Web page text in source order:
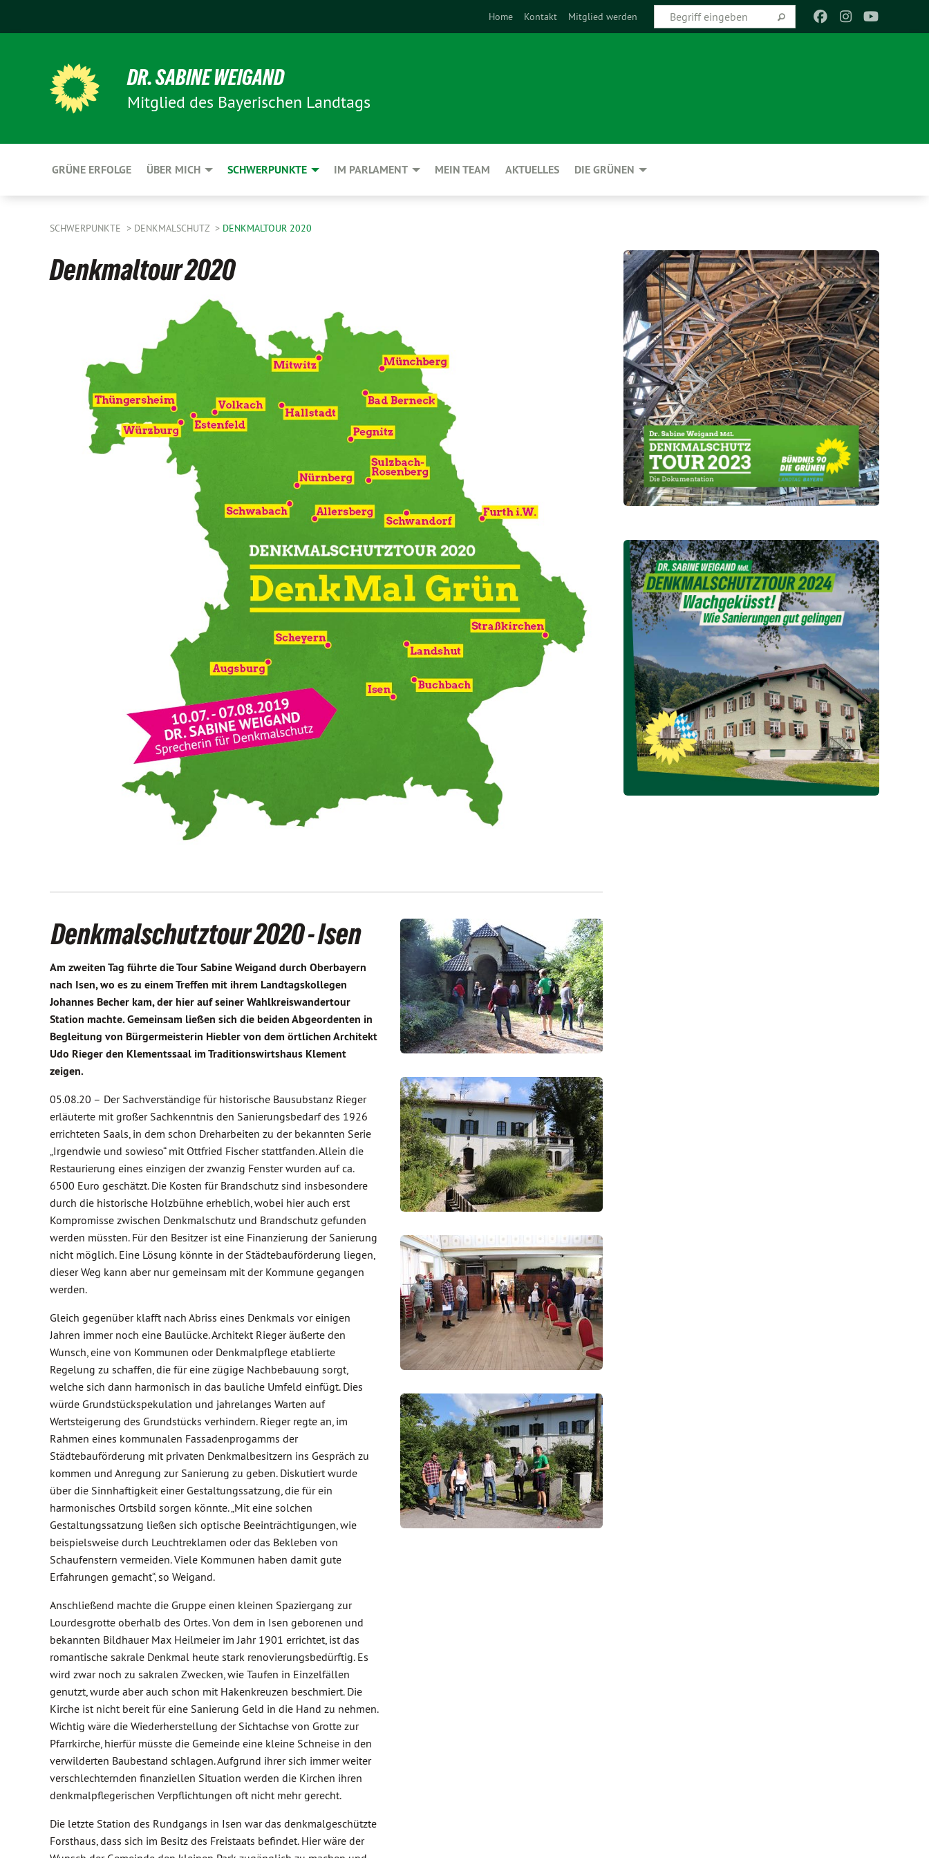
Home Kontakt Mitglied werden
DR. SABINE WEIGAND
Mitglied des Bayerischen Landtags
GRÜNE ERFOLGE ÜBER MICH SCHWERPUNKTE IM PARLAMENT MEIN TEAM AKTUELLES DIE GRÜNEN
SCHWERPUNKTE DENKMALSCHUTZ DENKMALTOUR 2020
Denkmaltour 2020
Denkmalschutztour 2020 - Isen
Am zweiten Tag führte die Tour Sabine Weigand durch Oberbayern
nach Isen, wo es zu einem Treffen mit ihrem Landtagskollegen
Johannes Becher kam, der hier auf seiner Wahlkreiswandertour
Station machte. Gemeinsam ließen sich die beiden Abgeordenten in
Begleitung von Bürgermeisterin Hiebler von dem örtlichen Architekt
Udo Rieger den Klementssaal im Traditionswirtshaus Klement
zeigen.
05.08.20 – Der Sachverständige für historische Bausubstanz Rieger
erläuterte mit großer Sachkenntnis den Sanierungsbedarf des 1926
errichteten Saals, in dem schon Dreharbeiten zu der bekannten Serie
„Irgendwie und sowieso“ mit Ottfried Fischer stattfanden. Allein die
Restaurierung eines einzigen der zwanzig Fenster wurden auf ca.
6500 Euro geschätzt. Die Kosten für Brandschutz sind insbesondere
durch die historische Holzbühne erheblich, wobei hier auch erst
Kompromisse zwischen Denkmalschutz und Brandschutz gefunden
werden müssten. Für den Besitzer ist eine Finanzierung der Sanierung
nicht möglich. Eine Lösung könnte in der Städtebauförderung liegen,
dieser Weg kann aber nur gemeinsam mit der Kommune gegangen
werden.
Gleich gegenüber klafft nach Abriss eines Denkmals vor einigen
Jahren immer noch eine Baulücke. Architekt Rieger äußerte den
Wunsch, eine von Kommunen oder Denkmalpflege etablierte
Regelung zu schaffen, die für eine zügige Nachbebauung sorgt,
welche sich dann harmonisch in das bauliche Umfeld einfügt. Dies
würde Grundstückspekulation und jahrelanges Warten auf
Wertsteigerung des Grundstücks verhindern. Rieger regte an, im
Rahmen eines kommunalen Fassadenprogamms der
Städtebauförderung mit privaten Denkmalbesitzern ins Gespräch zu
kommen und Anregung zur Sanierung zu geben. Diskutiert wurde
über die Sinnhaftigkeit einer Gestaltungssatzung, die für ein
harmonisches Ortsbild sorgen könnte. „Mit eine solchen
Gestaltungssatzung ließen sich optische Beeinträchtigungen, wie
beispielsweise durch Leuchtreklamen oder das Bekleben von
Schaufenstern vermeiden. Viele Kommunen haben damit gute
Erfahrungen gemacht“, so Weigand.
Anschließend machte die Gruppe einen kleinen Spaziergang zur
Lourdesgrotte oberhalb des Ortes. Von dem in Isen geborenen und
bekannten Bildhauer Max Heilmeier im Jahr 1901 errichtet, ist das
romantische sakrale Denkmal heute stark renovierungsbedürftig. Es
wird zwar noch zu sakralen Zwecken, wie Taufen in Einzelfällen
genutzt, wurde aber auch schon mit Hakenkreuzen beschmiert. Die
Kirche ist nicht bereit für eine Sanierung Geld in die Hand zu nehmen.
Wichtig wäre die Wiederherstellung der Sichtachse von Grotte zur
Pfarrkirche, hierfür müsste die Gemeinde eine kleine Schneise in den
verwilderten Baubestand schlagen. Aufgrund ihrer sich immer weiter
verschlechternden finanziellen Situation werden die Kirchen ihren
denkmalpflegerischen Verpflichtungen oft nicht mehr gerecht.
Die letzte Station des Rundgangs in Isen war das denkmalgeschützte
Forsthaus, dass sich im Besitz des Freistaats befindet. Hier wäre der